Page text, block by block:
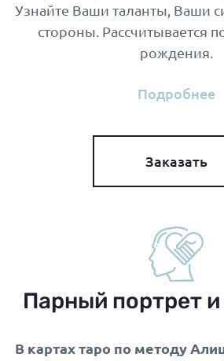
Узнайте Ваши таланты, Ваши
стороны. Рассчитывается
рождения.
Подробнее
Заказать
Парный портрет
В картах таро по методу